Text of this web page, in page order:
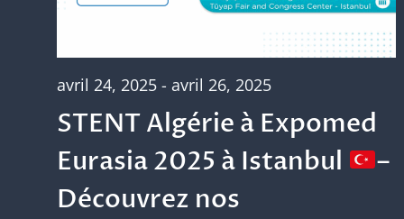
avril 24, 2025- avril 26, 2025
STENT Algérie à Expomed
Eurasia 2025 à Istanbul
–
Découvrez nos